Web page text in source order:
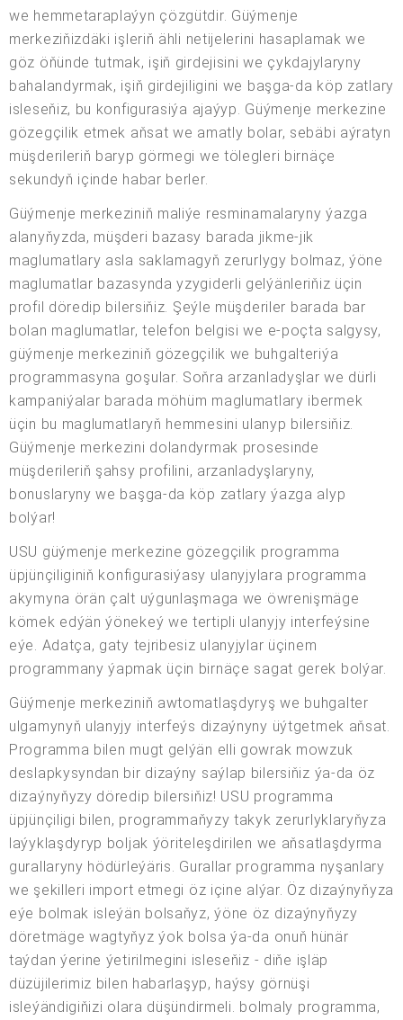
we hemmetaraplaýyn çözgütdir. Güýmenje
merkeziňizdäki işleriň ähli netijelerini hasaplamak we
göz öňünde tutmak, işiň girdejisini we çykdajylaryny
bahalandyrmak, işiň girdejiligini we başga-da köp zatlary
isleseňiz, bu konfigurasiýa ajaýyp. Güýmenje merkezine
gözegçilik etmek aňsat we amatly bolar, sebäbi aýratyn
müşderileriň baryp görmegi we tölegleri birnäçe
sekundyň içinde habar berler.
Güýmenje merkeziniň maliýe resminamalaryny ýazga
alanyňyzda, müşderi bazasy barada jikme-jik
maglumatlary asla saklamagyň zerurlygy bolmaz, ýöne
maglumatlar bazasynda yzygiderli gelýänleriňiz üçin
profil döredip bilersiňiz. Şeýle müşderiler barada bar
bolan maglumatlar, telefon belgisi we e-poçta salgysy,
güýmenje merkeziniň gözegçilik we buhgalteriýa
programmasyna goşular. Soňra arzanladyşlar we dürli
kampaniýalar barada möhüm maglumatlary ibermek
üçin bu maglumatlaryň hemmesini ulanyp bilersiňiz.
Güýmenje merkezini dolandyrmak prosesinde
müşderileriň şahsy profilini, arzanladyşlaryny,
bonuslaryny we başga-da köp zatlary ýazga alyp
bolýar!
USU güýmenje merkezine gözegçilik programma
üpjünçiliginiň konfigurasiýasy ulanyjylara programma
akymyna örän çalt uýgunlaşmaga we öwrenişmäge
kömek edýän ýönekeý we tertipli ulanyjy interfeýsine
eýe. Adatça, gaty tejribesiz ulanyjylar üçinem
programmany ýapmak üçin birnäçe sagat gerek bolýar.
Güýmenje merkeziniň awtomatlaşdyryş we buhgalter
ulgamynyň ulanyjy interfeýs dizaýnyny üýtgetmek aňsat.
Programma bilen mugt gelýän elli gowrak mowzuk
deslapkysyndan bir dizaýny saýlap bilersiňiz ýa-da öz
dizaýnyňyzy döredip bilersiňiz! USU programma
üpjünçiligi bilen, programmaňyzy takyk zerurlyklaryňyza
laýyklaşdyryp boljak ýöriteleşdirilen we aňsatlaşdyrma
gurallaryny hödürleýäris. Gurallar programma nyşanlary
we şekilleri import etmegi öz içine alýar. Öz dizaýnyňyza
eýe bolmak isleýän bolsaňyz, ýöne öz dizaýnyňyzy
döretmäge wagtyňyz ýok bolsa ýa-da onuň hünär
taýdan ýerine ýetirilmegini isleseňiz - diňe işläp
düzüjilerimiz bilen habarlaşyp, haýsy görnüşi
isleýändigiňizi olara düşündirmeli. bolmaly programma,